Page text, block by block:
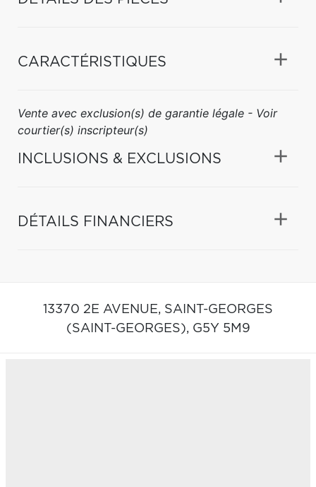
CARACTÉRISTIQUES
Vente avec exclusion(s) de garantie légale - Voir
courtier(s) inscripteur(s)
INCLUSIONS & EXCLUSIONS
DÉTAILS FINANCIERS
13370 2E AVENUE, SAINT-GEORGES
(SAINT-GEORGES), G5Y 5M9